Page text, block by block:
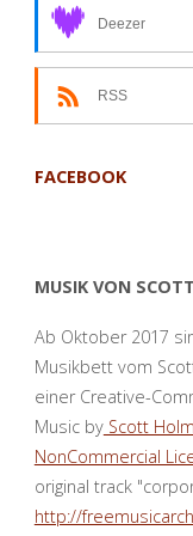
Deezer
RSS
FACEBOOK
MUSIK VON
Ab Oktober 2017
Musikbett vom
einer Creative-
Music byScott
NonCommercial
original track
http://